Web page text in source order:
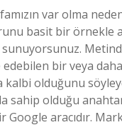
var olma
basit bir örnekle
sunuyorsunuz.
bir veya
kalbi olduğunu
sahip olduğu
aracıdır.